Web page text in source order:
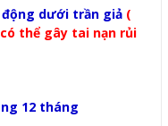
dưới trần giả (
thể gây tai nạn rủi
12 tháng